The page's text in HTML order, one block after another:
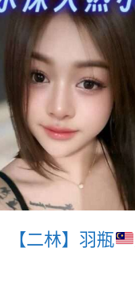
【二林】羽瓶